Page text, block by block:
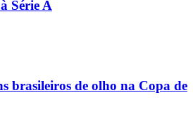
Série A
brasileiros de olho na Copa de